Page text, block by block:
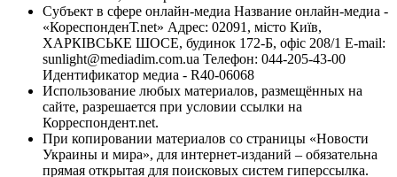
Субъект в сфере онлайн-медиа Название онлайн-медиа -
«КореспонденТ.net» Адрес: 02091, місто Київ,
ХАРКІВСЬКЕ ШОСЕ, будинок 172-Б, офіс 208/1 E-mail:
sunlight@mediadim.com.ua Телефон: 044-205-43-00
Идентификатор медиа - R40-06068
Использование любых материалов, размещённых на
сайте, разрешается при условии ссылки на
Корреспондент.net.
При копировании материалов со страницы «Новости
Украины и мира», для интернет-изданий – обязательна
прямая открытая для поисковых систем гиперссылка.